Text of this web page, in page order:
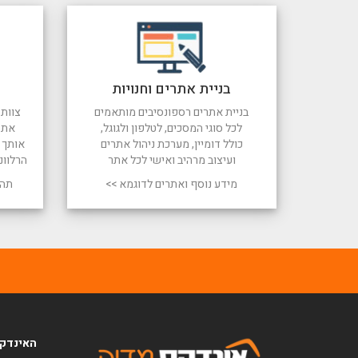
את
אותך
בניית אתרים וחנויות
בניית אתרים רספונסיבים מותאמים
לכל סוגי המסכים, לטלפון ולגוגל,
כולל דומיין, מערכת ניהול אתרים
ועיצוב מרהיב ואישי לכל אתר
מידע נוסף ואתרים לדוגמא >>